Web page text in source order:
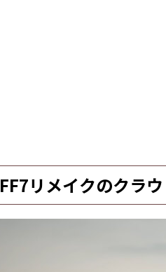
FF7リメイクのクラ